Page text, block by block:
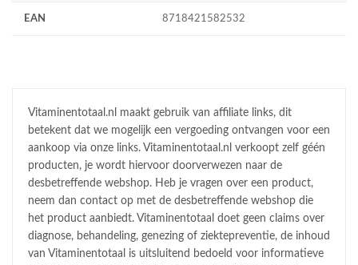
EAN 8718421582532
Vitaminentotaal.nl maakt gebruik van affiliate links, dit
betekent dat we mogelijk een vergoeding ontvangen voor een
aankoop via onze links. Vitaminentotaal.nl verkoopt zelf géén
producten, je wordt hiervoor doorverwezen naar de
desbetreffende webshop. Heb je vragen over een product,
neem dan contact op met de desbetreffende webshop die
het product aanbiedt. Vitaminentotaal doet geen claims over
diagnose, behandeling, genezing of ziektepreventie, de inhoud
van Vitaminentotaal is uitsluitend bedoeld voor informatieve